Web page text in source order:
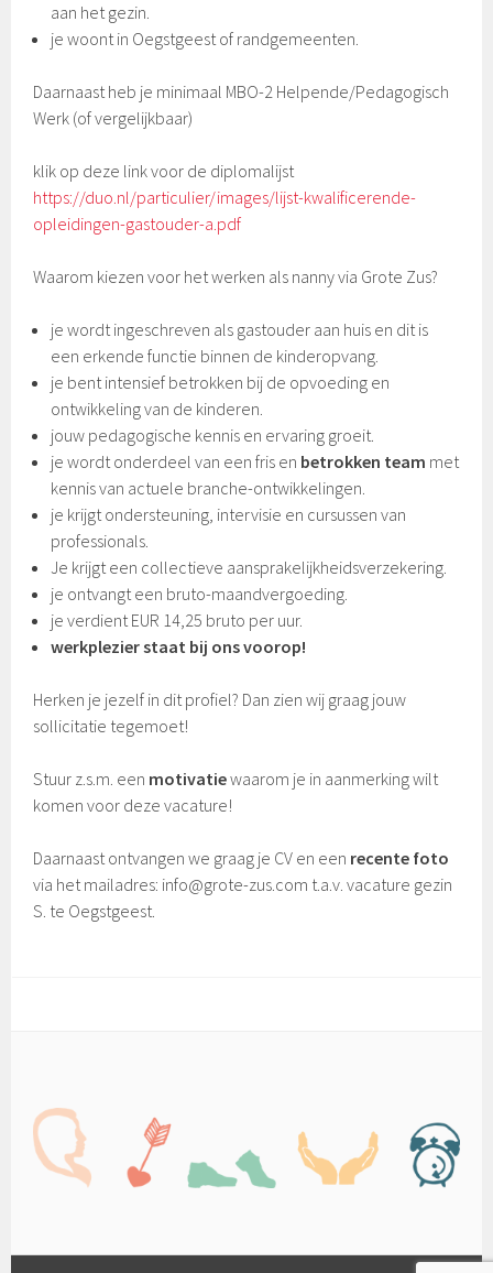
aan het gezin.
je woont in Oegstgeest of randgemeenten.
Daarnaast heb je minimaal MBO-2 Helpende/Pedagogisch
Werk (of vergelijkbaar)
klik op deze link voor de diplomalijst
https://duo.nl/particulier/images/lijst-kwalificerende-
opleidingen-gastouder-a.pdf
Waarom kiezen voor het werken als nanny via Grote Zus?
je wordt ingeschreven als gastouder aan huis en dit is
een erkende functie binnen de kinderopvang.
je bent intensief betrokken bij de opvoeding en
ontwikkeling van de kinderen.
jouw pedagogische kennis en ervaring groeit.
je wordt onderdeel van een fris en betrokken team met
kennis van actuele branche-ontwikkelingen.
je krijgt ondersteuning, intervisie en cursussen van
professionals.
Je krijgt een collectieve aansprakelijkheidsverzekering.
je ontvangt een bruto-maandvergoeding.
je verdient EUR 14,25 bruto per uur.
werkplezier staat bij ons voorop!
Herken je jezelf in dit profiel? Dan zien wij graag jouw
sollicitatie tegemoet!
Stuur z.s.m. een motivatiewaarom je in aanmerking wilt
komen voor deze vacature!
Daarnaast ontvangen we graag je CV en een recente foto
via het mailadres: info@grote-zus.com t.a.v. vacature gezin
S. te Oegstgeest.